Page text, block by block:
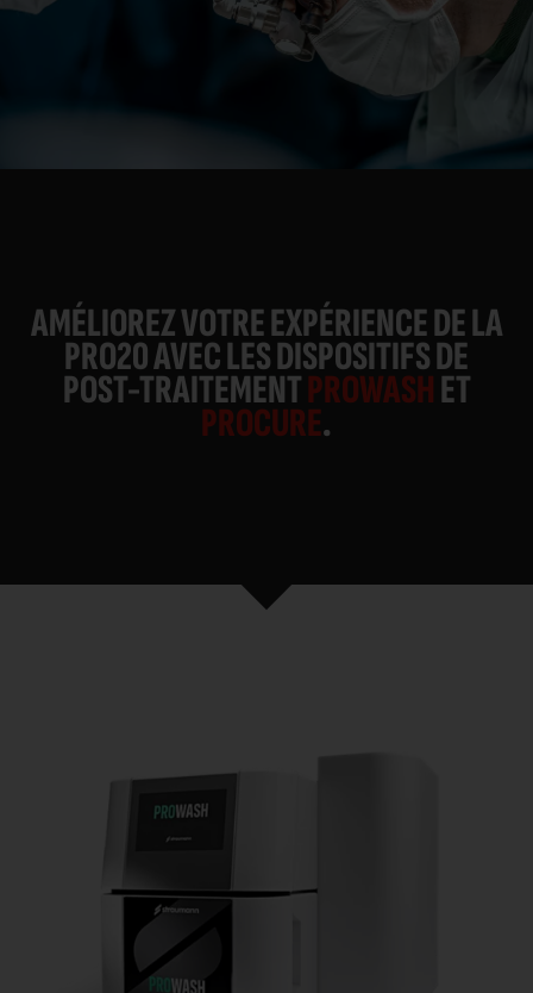
AMÉLIOREZ VOTRE EXPÉRIENCE DE LA
PRO20 AVEC LES DISPOSITIFS DE
POST-TRAITEMENTPROWASHET
PROCURE.